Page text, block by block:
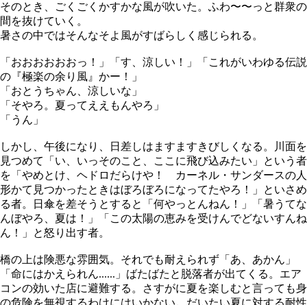
そのとき、ごくごくかすかな風が吹いた。ふわ〜〜っと群衆の
間を抜けていく。
暑さの中ではそんなそよ風がすばらしく感じられる。
「おおおおおおっ！」「す、涼しい！」「これがいわゆる伝説
の『極楽の余り風』かー！」
「おとうちゃん、涼しいな」
「そやろ。夏ってええもんやろ」
「うん」
しかし、午後になり、日差しはますますきびしくなる。川面を
見つめて「い、いっそのこと、ここに飛び込みたい」という者
を「やめとけ、ヘドロだらけや！ カーネル・サンダースの人
形かて見つかったときはぼろぼろになってたやろ！」といさめ
る者。日傘を差そうとすると「何やっとんねん！」「暑うてな
んぼやろ、夏は！」「この太陽の恵みを受けんでどないすんね
ん！」と怒り出す者。
橋の上は険悪な雰囲気。それでも耐えられず「あ、あかん」
「命にはかえられん......」ばたばたと脱落者が出てくる。エア
コンの効いた店に避難する。さすがに夏を楽しむと言っても身
の危険を無視するわけにはいかない。だいたい夏に対する耐性